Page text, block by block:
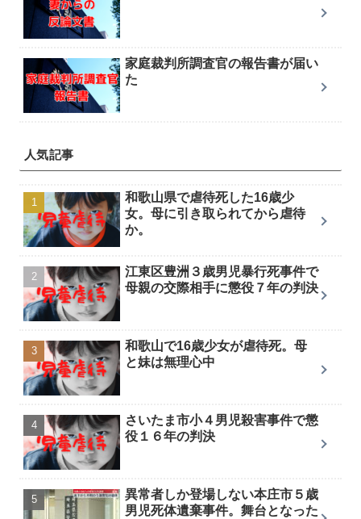
家庭裁判所調査官の報告書が届い
た
人気記事
和歌山県で虐待死した16歳少
女。母に引き取られてから虐待
か。
江東区豊洲３歳男児暴行死事件で
母親の交際相手に懲役７年の判決
和歌山で16歳少女が虐待死。母
と妹は無理心中
さいたま市小４男児殺害事件で懲
役１６年の判決
異常者しか登場しない本庄市５歳
男児死体遺棄事件。舞台となった